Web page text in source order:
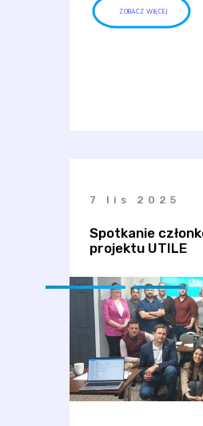
ZOBACZ WIĘCEJ
7 lis 2025
Spotkanie
projektu UTILE